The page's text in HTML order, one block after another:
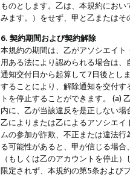
ものとします。乙は、本規約にお
みます。）をせず、甲と乙またはそ
6. 契約期間および契約解除
本規約の期間は、乙がアソシエイ
用ある法により認められる場合は
通知交付日から起算して7日後とし
することにより、解除通知を交付
トを停止することができます。 (a)
内に、乙が当該違反を是正しない
乙によりまたは乙によるアソシエ
ムの参加が詐欺、不正または違法
る可能性があると、甲が信じる場
（もしくは乙のアカウントを停止
限定されず、本規約の第5条および